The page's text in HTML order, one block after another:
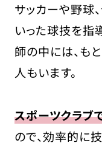
サッカーや野球
いった球技を指
師の中には、も
人もいます。
スポーツクラブ
ので、効率的に